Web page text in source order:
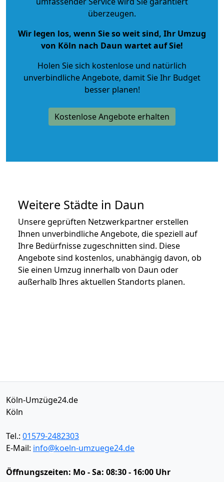
überzeugen.
Wir legen los, wenn Sie so weit sind, Ihr Umzug
von Köln nach Daun wartet auf Sie!
Holen Sie sich kostenlose und natürlich
unverbindliche Angebote, damit Sie Ihr Budget
besser planen!
Kostenlose Angebote erhalten
Weitere Städte in Daun
Unsere geprüften Netzwerkpartner erstellen
Ihnen unverbindliche Angebote, die speziell auf
Ihre Bedürfnisse zugeschnitten sind. Diese
Angebote sind kostenlos, unabhängig davon, ob
Sie einen Umzug innerhalb von Daun oder
außerhalb Ihres aktuellen Standorts planen.
Köln-Umzüge24.de
Köln
Tel.: 01579-2482303
E-Mail: info@koeln-umzuege24.de
Öffnungszeiten: Mo - Sa: 08:30 - 16:00 Uhr